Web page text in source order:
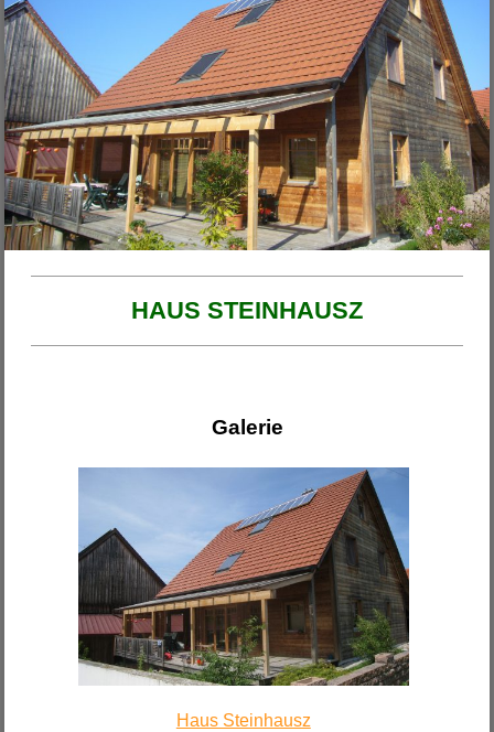
Unsere Projekte
2026
Haus am Ende der Rosengasse
Anbau Michl
Anbau Handfest
Haus Wirth - Großkinsky
HAUS STEINHAUSZ
Galerie
Haus Steinhausz